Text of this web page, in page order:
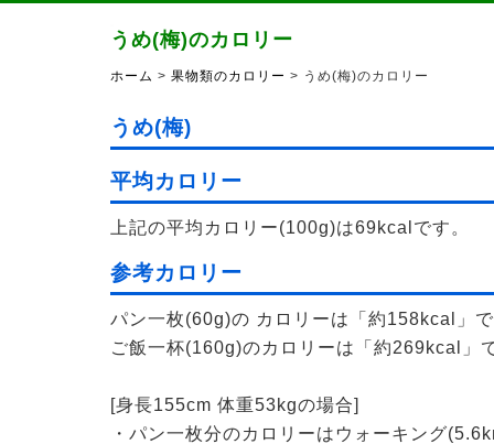
うめ(梅)のカロリー
ホーム > 果物類のカロリー > うめ(梅)のカロリー
うめ(梅)
平均カロリー
上記の平均カロリー(100g)は69kcalです。
参考カロリー
パン一枚(60g)の カロリーは「約158kcal」
ご飯一杯(160g)のカロリーは「約269kcal」
[身長155cm 体重53kgの場合]
・パン一枚分のカロリーはウォーキング